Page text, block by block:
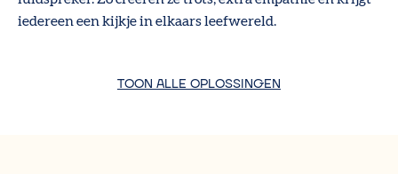
iedereen een kijkje in elkaars leefwereld.
TOON ALLE OPLOSSINGEN